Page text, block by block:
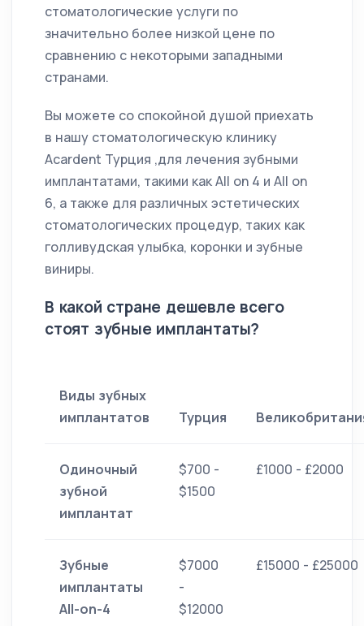
стоматологические услуги по
значительно более низкой цене по
сравнению с некоторыми западными
странами.
Вы можете со спокойной душой приехать
в нашу стоматологическую клинику
Acardent Турция ,для лечения зубными
имплантатами, такими как All on 4 и All on
6, а также для различных эстетических
стоматологических процедур, таких как
голливудская улыбка, коронки и зубные
виниры.
В какой стране дешевле всего
стоят зубные имплантаты?
Виды зубных
имплантатов
Турция
Одиночный
зубной
имплантат
$700 -
$1500
£1000 - £2000
Зубные
имплантаты
All-on-4
$7000
-
$12000
£15000 - £25000